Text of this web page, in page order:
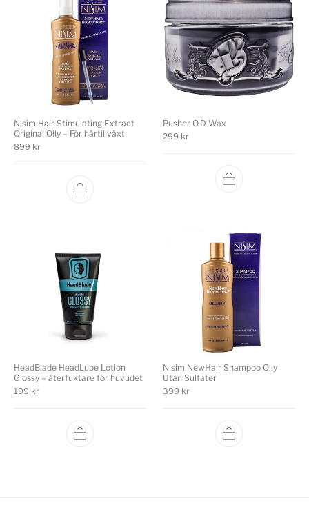
Nisim Hair Stimulating Extract
Original Oily – För hårtillväxt
899 kr
Pusher O.D Wax
299 kr
HeadBlade HeadLube Lotion
Glossy – återfuktare för huvudet
199 kr
Nisim NewHair Shampoo Oily
Utan Sulfater
399 kr